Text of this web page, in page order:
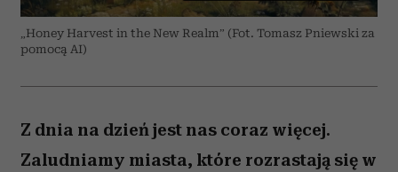
„Honey Harvest in the New Realm” (Fot. Tomasz Pniewski za
pomocą AI)
Z dnia na dzień jest nas coraz więcej.
Zaludniamy miasta, które rozrastają się w